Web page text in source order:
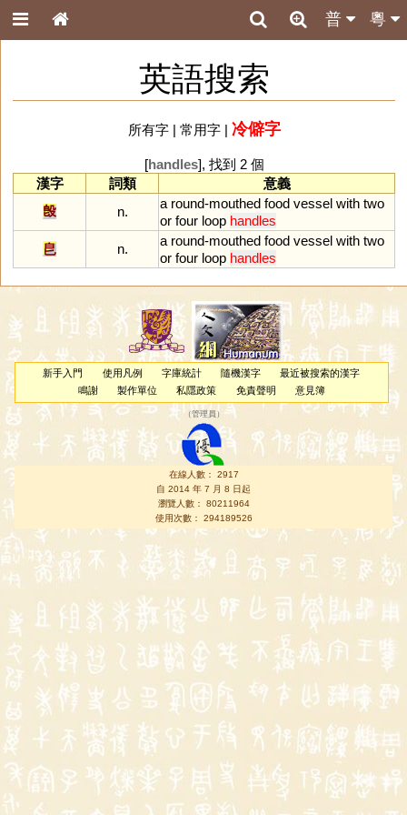
粵
普
英語搜索
所有字| 常用字| 冷僻字
[handles], 找到 2 個
漢字
詞類
意義
𣪘
n.
a round-mouthed food vessel with two
or four loop handles
皀
n.
a round-mouthed food vessel with two
or four loop handles
新手入門 使用凡例 字庫統計 隨機漢字
最近被搜索的漢字
鳴謝
製作單位 私隱政策 免責聲明 意見簿
（管理員 ）
在線人數： 2917
自 2014 年 7 月 8 日起
瀏覽人數： 80211964
使用次數： 294189526